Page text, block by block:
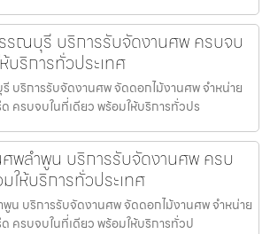
รณบุรี บริการรับจัดงานศพ ครบจบ
บริการทั่วประเทศ
บริการรับจัดงานศพ จัดดอกไม้งานศพ จำหน่าย
ครบจบในที่เดียว พร้อมให้บริการทั่วปร
พลำพูน บริการรับจัดงานศพ ครบ
ให้บริการทั่วประเทศ
น บริการรับจัดงานศพ จัดดอกไม้งานศพ จำหน่าย
ครบจบในที่เดียว พร้อมให้บริการทั่วป